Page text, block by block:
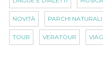
NOVITÀ PARCHI NATURALI
TOUR VERATOUR